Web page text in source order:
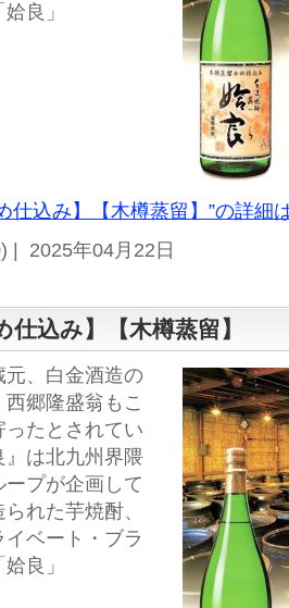
良」
込み】【木樽蒸留】”の詳細
| 2025年04月22日
込み】【木樽蒸留】
元、白金酒造の
郷隆盛翁もこ
たとされてい
』は北九州界隈
プが企画して
れた芋焼酎、
ベート・ブラ
良」